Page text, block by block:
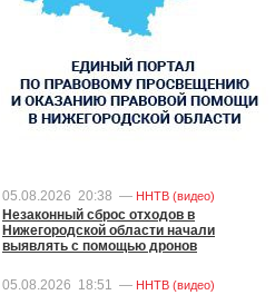
05.08.2026 20:38 — ННТВ (видео)
Незаконный сброс отходов в
Нижегородской области начали
выявлять с помощью дронов
05.08.2026 18:51 — ННТВ (видео)